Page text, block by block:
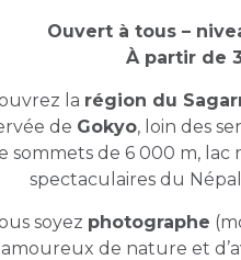
Ouvert à tous –
À partir de
la région du
de Gokyo, loin des
sommets de 6 000 m, lac
spectaculaires du
soyez photographe
de nature et